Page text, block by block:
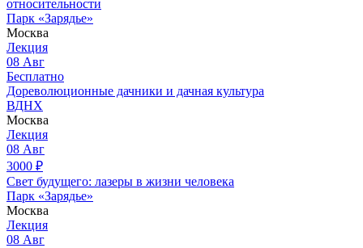
относительности
Парк «Зарядье»
Москва
Лекция
08 Авг
Бесплатно
Дореволюционные дачники и дачная культура
ВДНХ
Москва
Лекция
08 Авг
3000 ₽
Свет будущего: лазеры в жизни человека
Парк «Зарядье»
Москва
Лекция
08 Авг